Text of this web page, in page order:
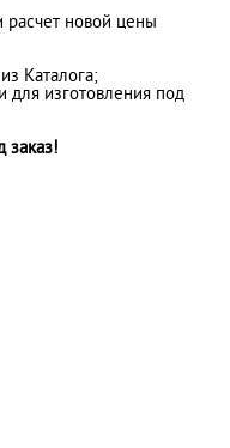
новой цены
Каталога;
изготовления под
заказ!